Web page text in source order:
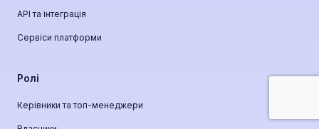
API та інтеграція
Сервіси платформи
Ролі
Керівники та топ-менеджери